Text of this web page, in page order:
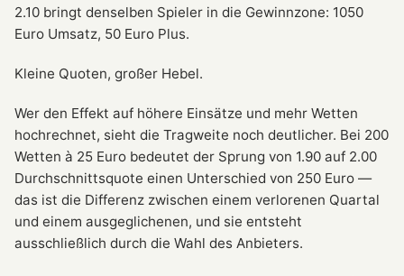
2.10 bringt denselben Spieler in die Gewinnzone: 1050
Euro Umsatz, 50 Euro Plus.
Kleine Quoten, großer Hebel.
Wer den Effekt auf höhere Einsätze und mehr Wetten
hochrechnet, sieht die Tragweite noch deutlicher. Bei 200
Wetten à 25 Euro bedeutet der Sprung von 1.90 auf 2.00
Durchschnittsquote einen Unterschied von 250 Euro —
das ist die Differenz zwischen einem verlorenen Quartal
und einem ausgeglichenen, und sie entsteht
ausschließlich durch die Wahl des Anbieters.